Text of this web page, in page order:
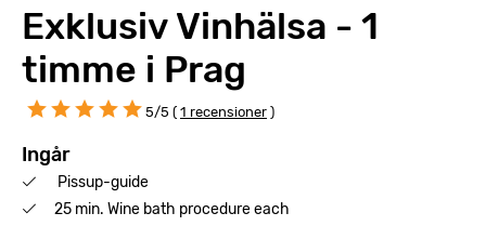
Exklusiv Vinhälsa - 1
timme i Prag
5/5 ( 1 recensioner )
Ingår
Pissup-guide
25 min. Wine bath procedure each